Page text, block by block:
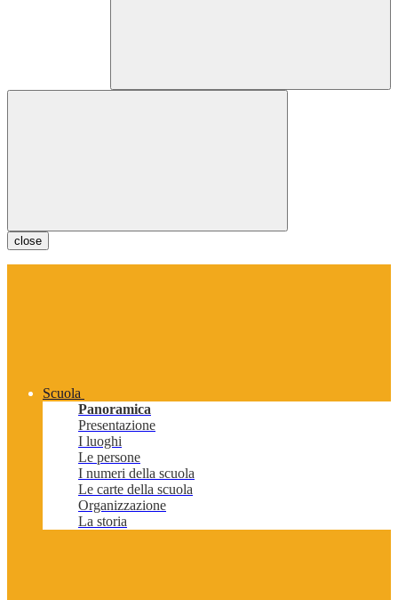
close
Scuola
Panoramica
Presentazione
I luoghi
Le persone
I numeri della scuola
Le carte della scuola
Organizzazione
La storia